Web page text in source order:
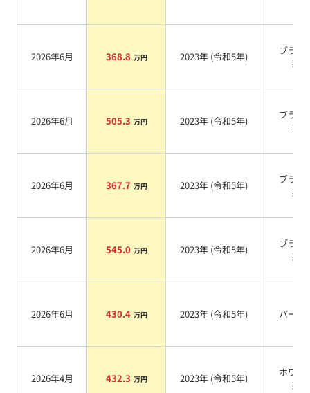
2026年6月 368.8 万円 2023年 (令和5年)
ブラッ
系
2026年6月 505.3 万円 2023年 (令和5年)
ブラッ
系
2026年6月 367.7 万円 2023年 (令和5年)
ブラッ
系
2026年6月 545.0 万円 2023年 (令和5年)
ブラッ
系
2026年6月 430.4 万円 2023年 (令和5年) パール
2026年4月 432.3 万円 2023年 (令和5年)
ホワイ
系